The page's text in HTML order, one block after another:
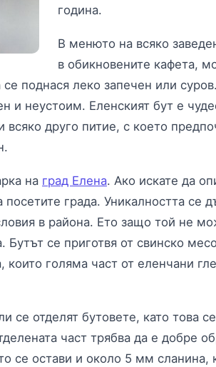
година.
В менюто на всяко
в обикновените кафета,
поднася леко запечен или
и неустоим. Еленският бут е
всяко друго питие, с което
на град Елена. Ако искате да
посетите града. Уникалността се
в района. Ето защо той не
Бутът се приготвя от свинско
голяма част от еленчани
се отделят бутовете, като това
част трябва да е добре
се остави и около 5 мм сланина,